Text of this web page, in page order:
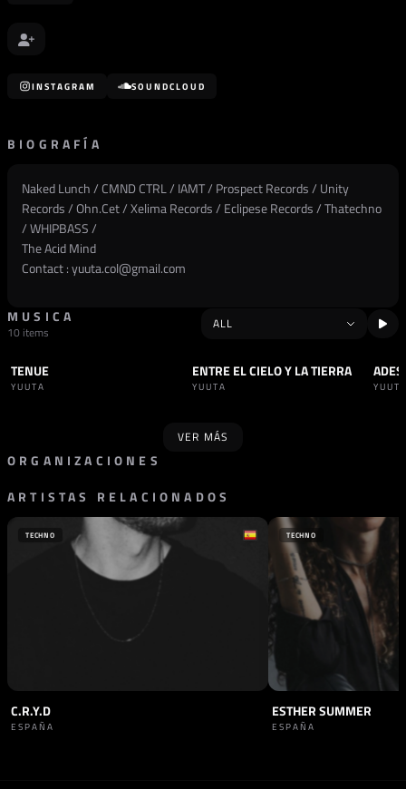
INSTAGRAM SOUNDCLOUD
BIOGRAFÍA
Naked Lunch / CMND CTRL / IAMT / Prospect Records / Unity
Records / Ohn.Cet / Xelima Records / Eclipese Records / Thatechno
/ WHIPBASS /
The Acid Mind
Contact :yuuta.col@gmail.com
MUSICA
10 items
TRACK
TENUE
YUUTA
TRACK TECHNO
ENTRE EL CIELO Y LA TIERRA
YUUTA
TRACK
ADES
VER MÁS
ORGANIZACIONES
SELLO
WHIPBASS
ALEMANIA
ARTISTAS RELACIONADOS
TECHNO
C.R.Y.D
ESPAÑA
TECHNO
ESTHER SUMMER
ESPAÑA